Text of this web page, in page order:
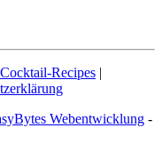
Cocktail-Recipes |
Webentwicklung -